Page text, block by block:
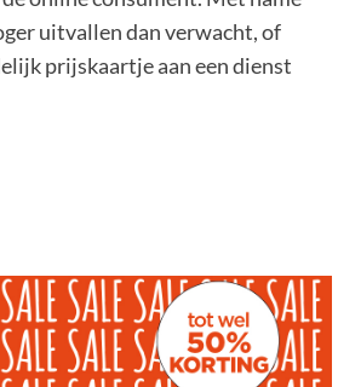
uitvallen dan verwacht, of
prijskaartje aan een dienst